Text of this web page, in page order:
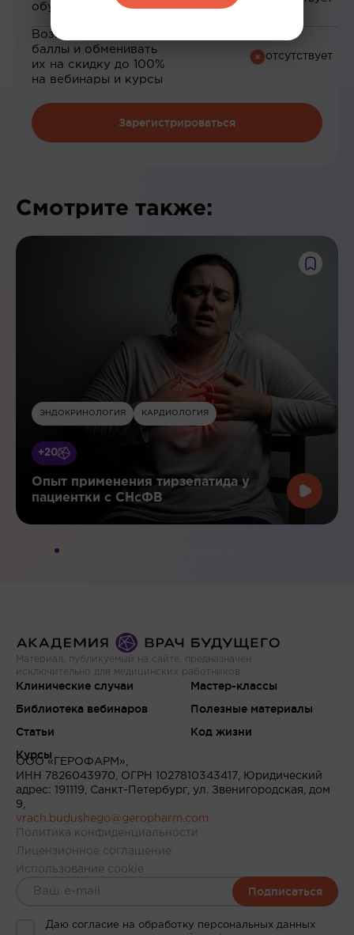
обучению
Возможность зарабатывать
баллы и обменивать
их на скидку до 100%
на вебинары и курсы
Зарегистрироваться
Смотрите также:
ЭНДОКРИНОЛОГИЯ КАРДИОЛОГИЯ
+20
Опыт применения тирзепатида у
пациентки с СНсФВ
Материал, публикуемый на сайте, предназначен
исключительно для медицинских работников
Клинические случаи
Библиотека вебинаров
Статьи
Курсы
Мастер-классы
Полезные материалы
Код жизни
ООО «ГЕРОФАРМ»,
ИНН 7826043970, ОГРН 1027810343417, Юридический
адрес: 191119, Санкт-Петербург, ул. Звенигородская, дом
9,
vrach.budushego@geropharm.com
Политика конфиденциальности
Лицензионное соглашение
Использование cookie
Подписаться
Даю согласие на обработку персональных данных